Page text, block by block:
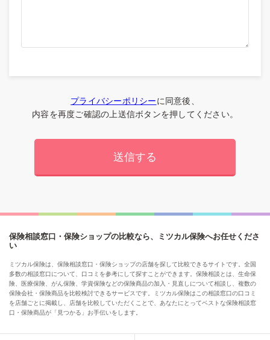
プライバシーポリシーに同意後、
内容を再度ご確認の上送信ボタンを押してください。
保険相談窓口・保険ショップの比較なら、ミツカル保険へお任せくださ
い
ミツカル保険は、保険相談窓口・保険ショップの店舗を探して比較できるサイトです。全国
多数の相談窓口について、口コミを参考にして探すことができます。保険相談とは、生命保
険、医療保険、がん保険、学資保険などの保険商品の加入・見直しについて相談し、複数の
保険会社・保険商品を比較検討できるサービスです。ミツカル保険はこの相談窓口の口コミ
を店舗ごとに掲載し、店舗を比較していただくことで、あなたにとってベストな保険相談窓
口・保険商品が「見つかる」お手伝いをします。